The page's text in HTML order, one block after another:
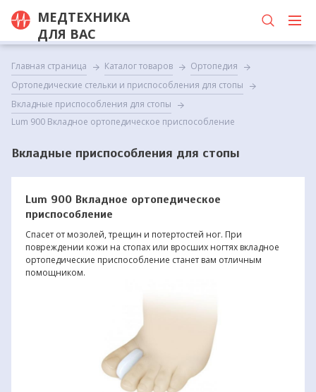
МЕДТЕХНИКА
ДЛЯ ВАС
Главная страница Каталог товаров
Ортопедия
Ортопедические стельки и приспособления для стопы
Вкладные приспособления для стопы
Lum 900 Вкладное ортопедическое приспособление
Вкладные приспособления для стопы
Lum 900 Вкладное ортопедическое
приспособление
Спасет от мозолей, трещин и потертостей ног. При
повреждении кожи на стопах или вросших ногтях вкладное
ортопедические приспособление станет вам отличным
помощником.